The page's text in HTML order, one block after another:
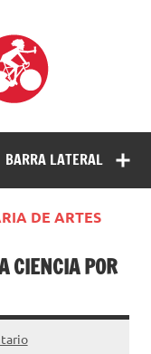
otros
BARRA LATERAL
DE ARTES
CIENCIA POR